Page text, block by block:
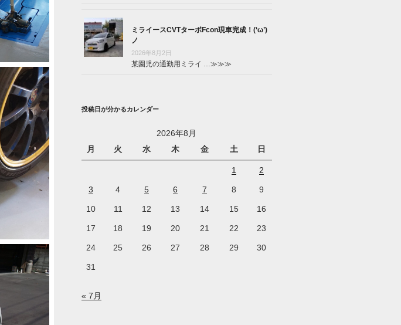
ミライースCVTターボFcon現車完成！(‘ω’)
ノ
2026年8月2日
某園児の通勤用ミライ …≫≫≫
投稿日が分かるカレンダー
2026年8月
月
火 水 木 金 土 日
1 2
3 4 5 6 7 8 9
10 11 12 13 14 15 16
17 18 19 20 21 22 23
24 25 26 27 28 29 30
31
« 7月